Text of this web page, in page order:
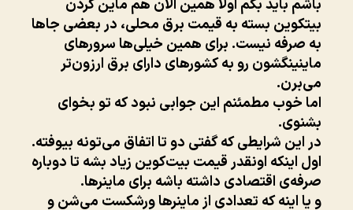
باشم باید بگم اولا همین الان هم ماین کردن
بیتکوین بسته به قیمت برق محلی، در بعضی جاها
به صرفه نیست. برای همین خیلی‌ها سرورهای
ماینینگشون رو به کشورهای دارای برق ارزون‌تر
می‌برن.
اما خوب مطمئنم این جوابی نبود که تو بخوای
بشنوی.
در این شرایطی که گفتی دو تا اتفاق می‌تونه بیوفته.
اول اینکه اونقدر قیمت بیت‌کوین زیاد بشه تا دوباره
صرفه‌ی اقتصادی داشته باشه برای ماینرها.
و یا اینه که تعدادی از ماینرها ورشکست می‌شن و